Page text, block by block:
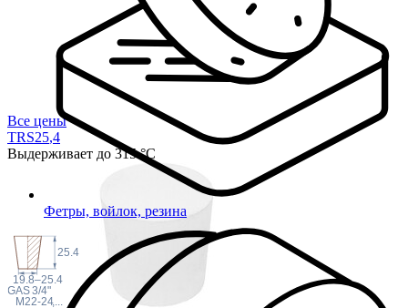
Фетры, войлок, резина
Все цены
TRS25,4
Выдерживает до 315 °С
25.4
GAS3/4"
19.8–25.4
M22-24,...